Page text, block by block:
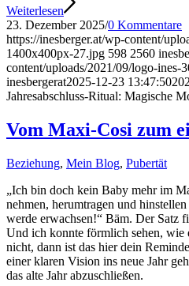
Weiterlesen
23. Dezember 2025/0 Kommentare
https://inesberger.at/wp-content/
1400x400px-27.jpg 598 2560
content/uploads/2021/09/logo-ines-
inesbergerat2025-12-23 13:47:50
Jahresabschluss-Ritual: Magische
Vom Maxi-Cosi zum
Beziehung, Mein Blog, Pubertät
„Ich bin doch kein Baby mehr im
nehmen, herumtragen und
werde erwachsen!“ Bäm. Der Satz
Und ich konnte förmlich sehen, wie
nicht, dann ist das hier dein
einer klaren Vision ins neue Jahr
das alte Jahr abzuschließen.